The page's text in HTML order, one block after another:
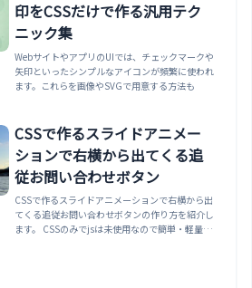
印をCSSだけで作る汎用テク
ニック集
WebサイトやアプリのUIでは、チェックマークや
矢印といったシンプルなアイコンが頻繁に使われ
ます。これらを画像やSVGで用意する方法も
CSSで作るスライドアニメー
ションで右横から出てくる追
従お問い合わせボタン
CSSで作るスライドアニメーションで右横から出
てくる追従お問い合わせボタンの作り方を紹介し
ます。 CSSのみでjsは未使用なので簡単・軽量で